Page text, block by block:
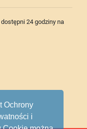
Ochrony
i
24 godziny na